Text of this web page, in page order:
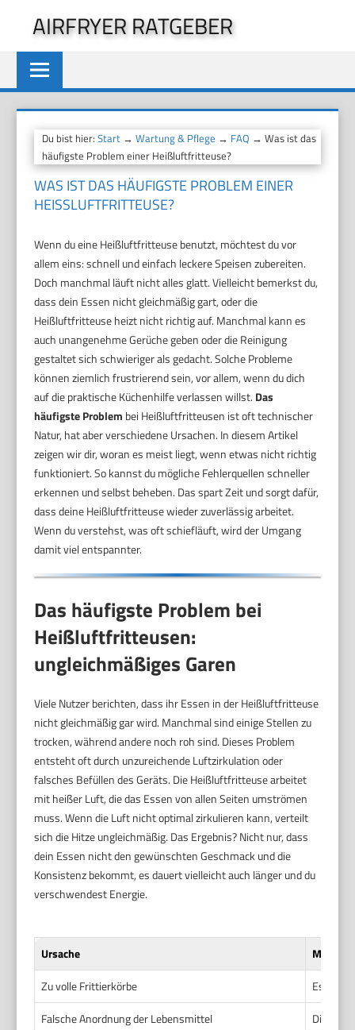
springen
AIRFRYER RATGEBER
Du bist hier:Start →Wartung & Pflege → FAQ → Was ist das
häufigste Problem einer Heißluftfritteuse?
WAS IST DAS HÄUFIGSTE PROBLEM EINER
HEISSLUFTFRITTEUSE?
Wenn du eine Heißluftfritteuse benutzt, möchtest du vor
allem eins: schnell und einfach leckere Speisen zubereiten.
Doch manchmal läuft nicht alles glatt. Vielleicht bemerkst du,
dass dein Essen nicht gleichmäßig gart, oder die
Heißluftfritteuse heizt nicht richtig auf. Manchmal kann es
auch unangenehme Gerüche geben oder die Reinigung
gestaltet sich schwieriger als gedacht. Solche Probleme
können ziemlich frustrierend sein, vor allem, wenn du dich
auf die praktische Küchenhilfe verlassen willst. Das
häufigste Problem bei Heißluftfritteusen ist oft technischer
Natur, hat aber verschiedene Ursachen. In diesem Artikel
zeigen wir dir, woran es meist liegt, wenn etwas nicht richtig
funktioniert. So kannst du mögliche Fehlerquellen schneller
erkennen und selbst beheben. Das spart Zeit und sorgt dafür,
dass deine Heißluftfritteuse wieder zuverlässig arbeitet.
Wenn du verstehst, was oft schiefläuft, wird der Umgang
damit viel entspannter.
Das häufigste Problem bei
Heißluftfritteusen:
ungleichmäßiges Garen
Viele Nutzer berichten, dass ihr Essen in der Heißluftfritteuse
nicht gleichmäßig gar wird. Manchmal sind einige Stellen zu
trocken, während andere noch roh sind. Dieses Problem
entsteht oft durch unzureichende Luftzirkulation oder
falsches Befüllen des Geräts. Die Heißluftfritteuse arbeitet
mit heißer Luft, die das Essen von allen Seiten umströmen
muss. Wenn die Luft nicht optimal zirkulieren kann, verteilt
sich die Hitze ungleichmäßig. Das Ergebnis? Nicht nur, dass
dein Essen nicht den gewünschten Geschmack und die
Konsistenz bekommt, es dauert vielleicht auch länger und du
verschwendest Energie.
Ursache
Zu volle Frittierkörbe
Essen
Falsche Anordnung der Lebensmittel
Die